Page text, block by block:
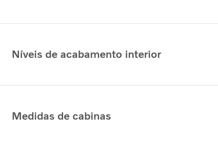
Níveis de acabamento interior
Medidas de cabinas